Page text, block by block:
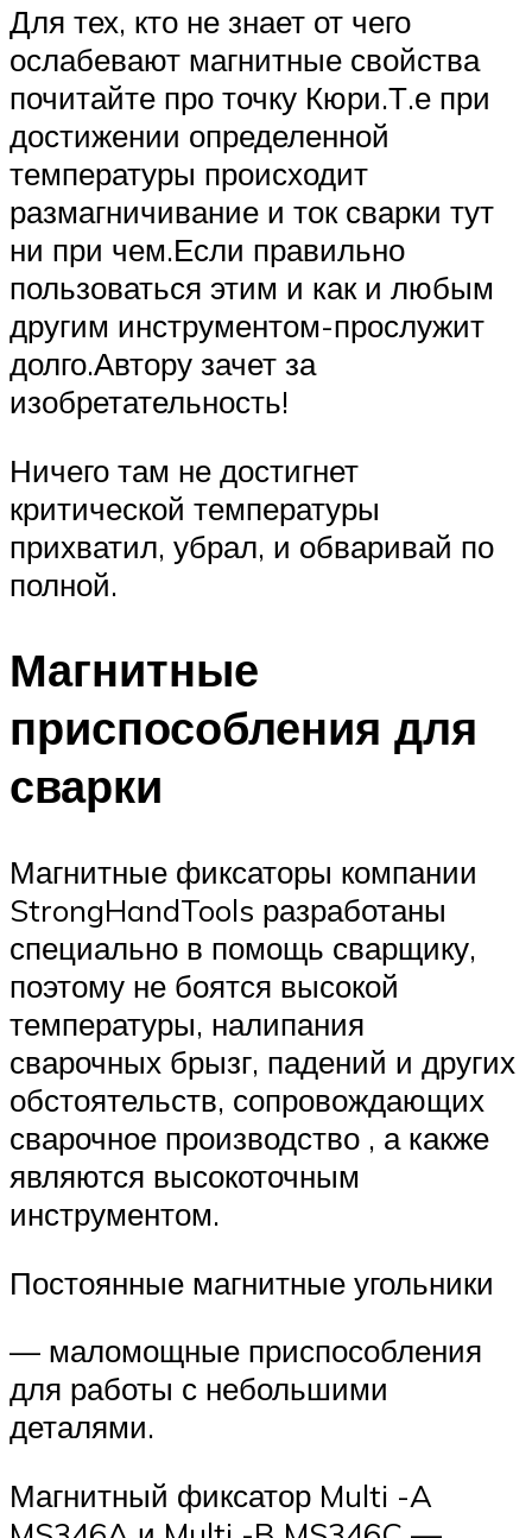
Для тех, кто не знает от чего
ослабевают магнитные свойства
почитайте про точку Кюри.Т.е при
достижении определенной
температуры происходит
размагничивание и ток сварки тут
ни при чем.Если правильно
пользоваться этим и как и любым
другим инструментом-прослужит
долго.Автору зачет за
изобретательность!
Ничего там не достигнет
критической температуры
прихватил, убрал, и обваривай по
полной.
Магнитные
приспособления для
сварки
Магнитные фиксаторы компании
StrongHandTools разработаны
специально в помощь сварщику,
поэтому не боятся высокой
температуры, налипания
сварочных брызг, падений и других
обстоятельств, сопровождающих
сварочное производство , а какже
являются высокоточным
инструментом.
Постоянные магнитные угольники
— маломощные приспособления
для работы с небольшими
деталями.
Магнитный фиксатор Multi -A